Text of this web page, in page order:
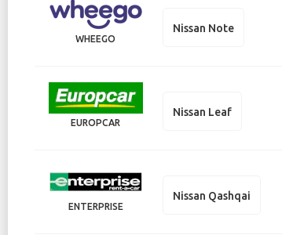
WHEEGO
Nissan Note
EUROPCAR
Nissan Leaf
ENTERPRISE
Nissan Qashqai